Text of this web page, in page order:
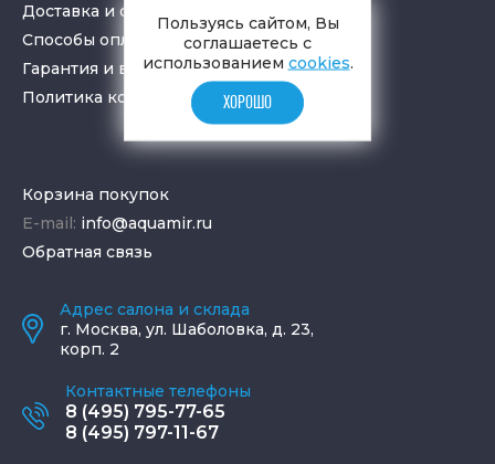
Доставка и самовывоз
Способы оплаты
Гарантия и возврат товара
Политика конфиденциальности
Корзина покупок
E-mail: info@aquamir.ru
Обратная связь
Адрес салона и склада
г. Москва, ул. Шаболовка, д. 23,
корп. 2
Контактные телефоны
8 (495) 795-77-65
8 (495) 797-11-67
Пользуясь сайтом, Вы
соглашаетесь с
использованием cookies.
ХОРОШО